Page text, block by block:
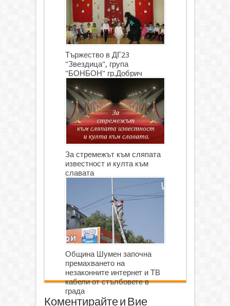
Тържество в ДГ23
"Звездица", група
"БОНБОН" гр.Добрич
(СНИМКИ)
За стремежът към сляпата
известност и култа към
славата
Община Шумен започна
премахването на
незаконните интернет и ТВ
кабели от стълбовете в
града
Коментирайте и Вие